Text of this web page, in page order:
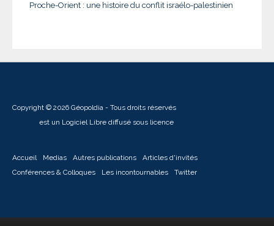
Proche-Orient : une histoire du conflit israélo-palestinien
Copyright © 2026 Géopoldia - Tous droits réservés
est un Logiciel Libre diffusé sous licence
Accueil Medias Autres publications
Articles d'invités
Conférences & Colloques
Les incontournables Twitter